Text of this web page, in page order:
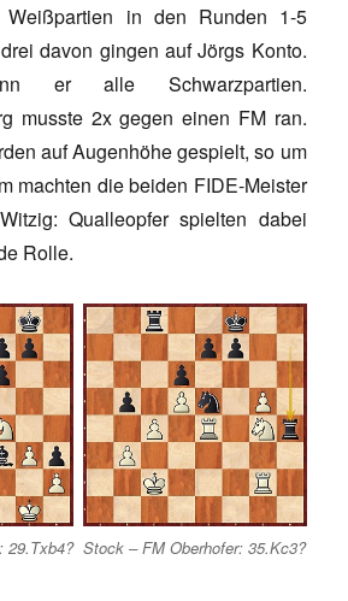
Weißpartien in den Runden 1-5
davon gingen auf Jörgs Konto.
er alle Schwarzpartien.
musste 2x gegen einen FM ran.
auf Augenhöhe gespielt, so um
machten die beiden FIDE-Meister
Qualleopfer spielten dabei
Rolle.
29.Txb4? Stock – FM Oberhofer: 35.Kc3?